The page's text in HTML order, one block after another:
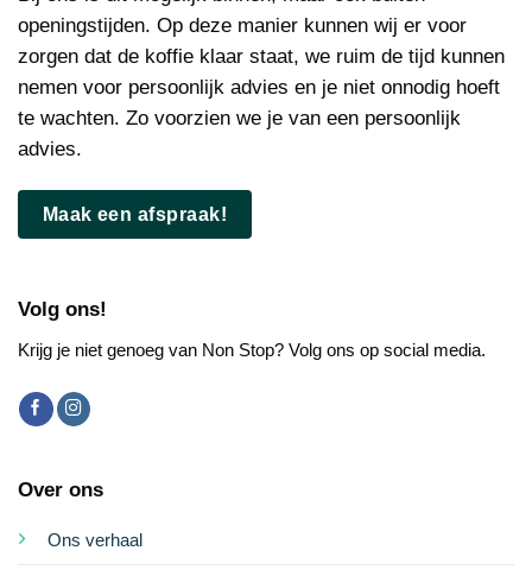
openingstijden. Op deze manier kunnen wij er voor
zorgen dat de koffie klaar staat, we ruim de tijd kunnen
nemen voor persoonlijk advies en je niet onnodig hoeft
te wachten. Zo voorzien we je van een persoonlijk
advies.
Maak een afspraak!
Volg ons!
Krijg je niet genoeg van Non Stop? Volg ons op social media.
Over ons
Ons verhaal